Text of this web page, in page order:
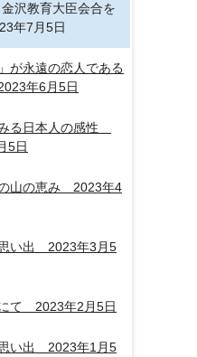
沢教育大臣会合を
年7月5日
が永遠の恋人である
年6月5日
みる日本人の感性
5日
山の恵み 2023年4
い出 2023年3月5
て 2023年2月5日
い出 2023年1月5